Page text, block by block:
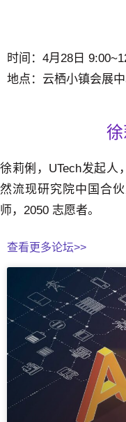
时间： 4月28日
地点： 云栖小镇会展
徐莉俐，UTech发起人
然流现研究院中国合
师，2050 志愿者。
查看更多论坛>>